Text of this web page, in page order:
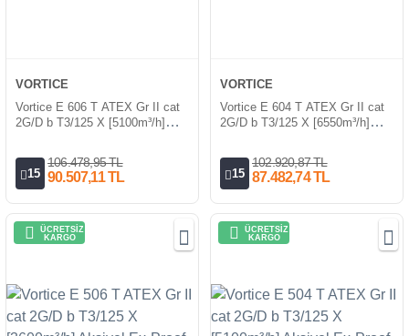
VORTICE
Vortice E 606 T ATEX Gr II cat
2G/D b T3/125 X [5100m³/h]
15
106.478,95 TL
90.507,11 TL
VORTICE
Vortice E 604 T ATEX Gr II cat
2G/D b T3/125 X [6550m³/h]
15
102.920,87 TL
87.482,74 TL
ÜCRETSİZ
KARGO
ÜCRETSİZ
KARGO